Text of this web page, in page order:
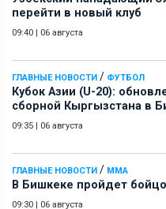
перейти в новый клуб
09:40 | 06 августа
ГЛАВНЫЕ НОВОСТИ / ФУТБОЛ
Кубок Азии (U-20):
сборной Кыргызстана в
09:35 | 06 августа
ГЛАВНЫЕ НОВОСТИ / ММА
В Бишкеке пройдет
09:30 | 06 августа